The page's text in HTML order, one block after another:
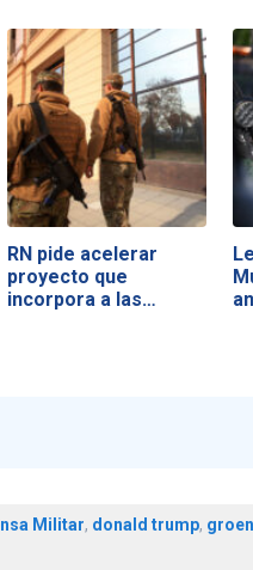
RN pide acelerar
proyecto que
incorpora a las…
Militar, donald trump,